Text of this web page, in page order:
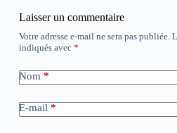
Laisser un commentaire
Votre adresse e-mail ne sera pas publiée.
indiqués avec *
Nom *
E-mail *